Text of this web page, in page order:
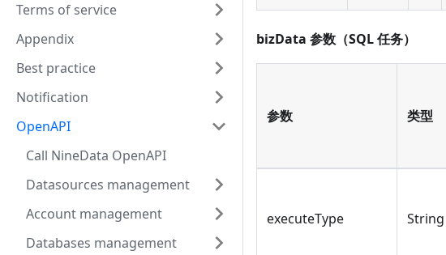
Terms of service
Appendix
Best practice
Notification
OpenAPI
Call NineData OpenAPI
Datasources management
Account management
Databases management
bizData 参数（SQL 任务）
参数 类型
executeType String